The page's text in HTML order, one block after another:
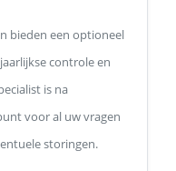
bieden een optioneel
controle en
is na
voor al uw vragen
storingen.